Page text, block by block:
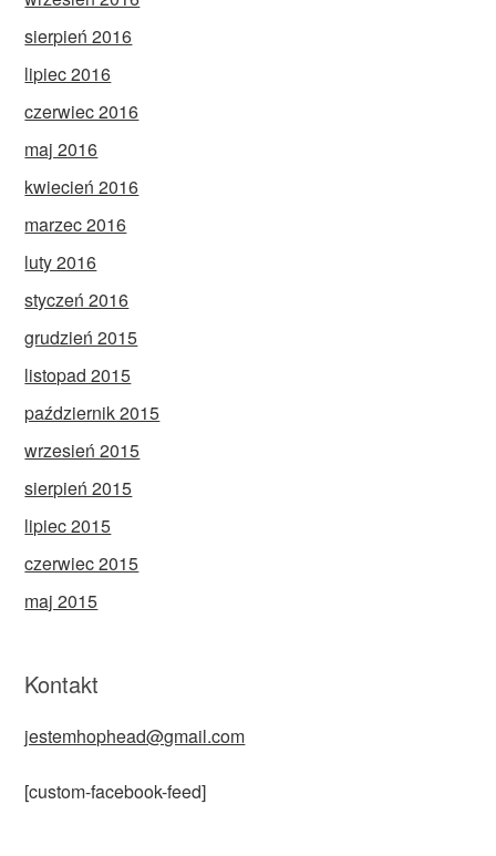
sierpień 2016
lipiec 2016
czerwiec 2016
maj 2016
kwiecień 2016
marzec 2016
luty 2016
styczeń 2016
grudzień 2015
listopad 2015
październik 2015
wrzesień 2015
sierpień 2015
lipiec 2015
czerwiec 2015
maj 2015
Kontakt
jestemhophead@gmail.com
[custom-facebook-feed]